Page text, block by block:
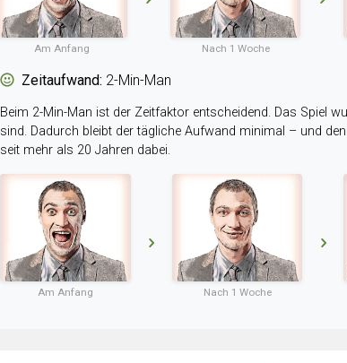
Am Anfang Nach 1 Woche
Zeitaufwand: 2-Min-Man
Beim 2-Min-Man ist der Zeitfaktor entscheidend. Das Spiel
sind. Dadurch bleibt der tägliche Aufwand minimal – und
seit mehr als 20 Jahren dabei.
Am Anfang Nach 1 Woche